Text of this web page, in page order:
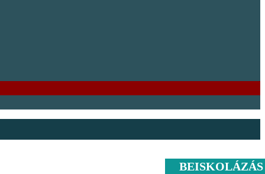
BEISKOLÁZÁS